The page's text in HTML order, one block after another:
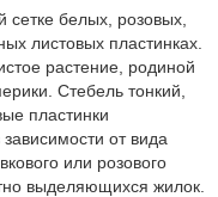
сетке белых, розовых,
листовых пластинках.
растение, родиной
Стебель тонкий,
пластинки
от вида
или розового
выделяющихся жилок.